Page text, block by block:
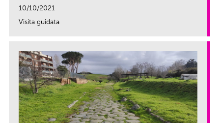
10/10/2021
Visita guidata